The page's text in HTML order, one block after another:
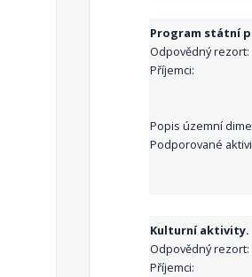
Program státní
Odpovědný rezort:
Příjemci:
Popis územní
Podporované
Kulturní aktivity.
Odpovědný rezort:
Příjemci: